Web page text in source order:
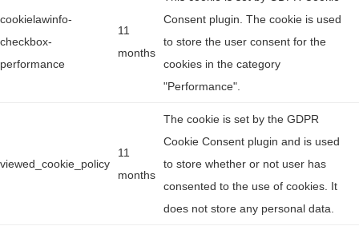
cookielawinfo-
checkbox-
performance
11
months
Consent plugin. The cookie is used
to store the user consent for the
cookies in the category
"Performance".
viewed_cookie_policy
11
months
The cookie is set by the GDPR
Cookie Consent plugin and is used
to store whether or not user has
consented to the use of cookies. It
does not store any personal data.